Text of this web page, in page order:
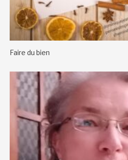
Faire du bien